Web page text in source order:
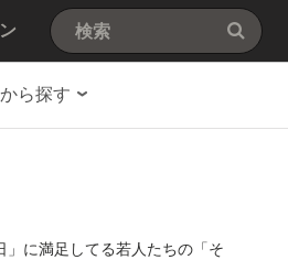
ら探す
に満足してる若人たちの「そ